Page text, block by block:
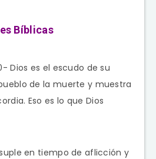
Bíblicas
Dios es el escudo de su
de la muerte y muestra
Eso es lo que Dios
en tiempo de aflicción y